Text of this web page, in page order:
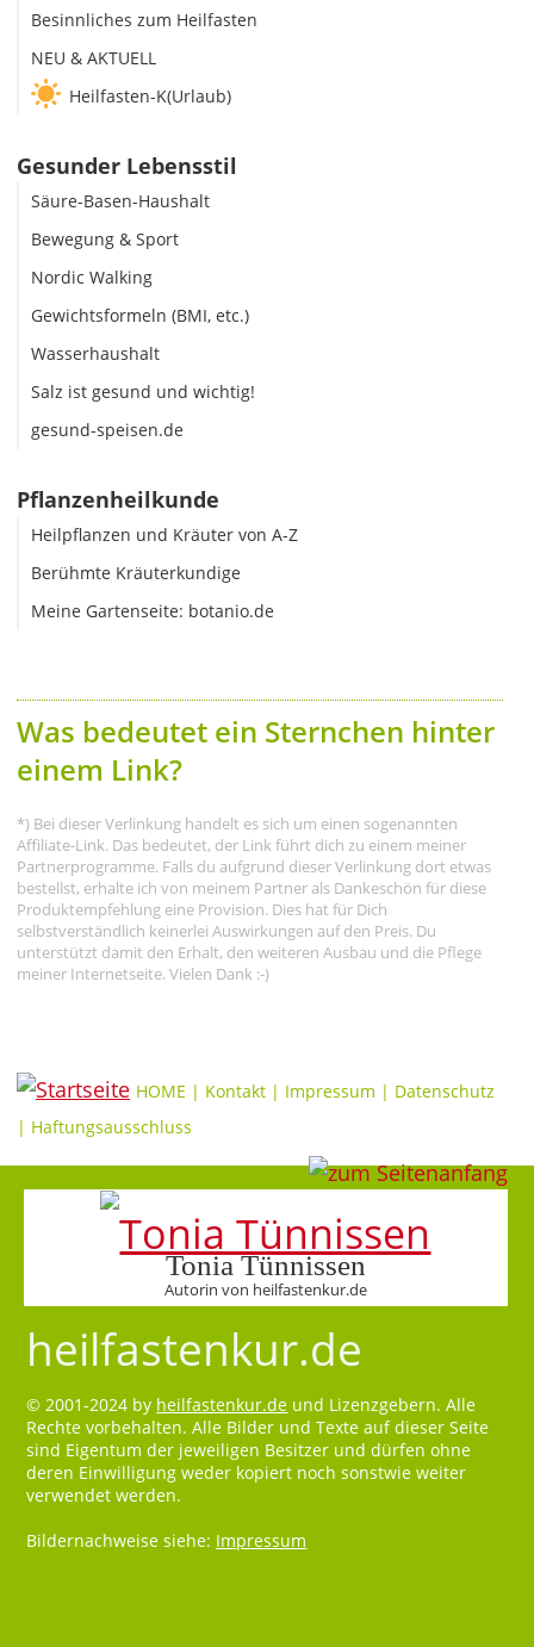
Besinnliches zum Heilfasten
NEU & AKTUELL
Heilfasten-K(Urlaub)
Gesunder Lebensstil
Säure-Basen-Haushalt
Bewegung & Sport
Nordic Walking
Gewichtsformeln (BMI, etc.)
Wasserhaushalt
Salz ist gesund und wichtig!
gesund-speisen.de
Pflanzenheilkunde
Heilpflanzen und Kräuter von A-Z
Berühmte Kräuterkundige
Meine Gartenseite: botanio.de
Was bedeutet ein Sternchen hinter
einem Link?
*) Bei dieser Verlinkung handelt es sich um einen sogenannten
Affiliate-Link. Das bedeutet, der Link führt dich zu einem meiner
Partnerprogramme. Falls du aufgrund dieser Verlinkung dort etwas
bestellst, erhalte ich von meinem Partner als Dankeschön für diese
Produktempfehlung eine Provision. Dies hat für Dich
selbstverständlich keinerlei Auswirkungen auf den Preis. Du
unterstützt damit den Erhalt, den weiteren Ausbau und die Pflege
meiner Internetseite. Vielen Dank :-)
HOME | Kontakt | Impressum | Datenschutz
| Haftungsausschluss
Tonia Tünnissen
Autorin von heilfastenkur.de
heilfastenkur.de
© 2001-2024 by heilfastenkur.de und Lizenzgebern. Alle
Rechte vorbehalten. Alle Bilder und Texte auf dieser Seite
sind Eigentum der jeweiligen Besitzer und dürfen ohne
deren Einwilligung weder kopiert noch sonstwie weiter
verwendet werden.
Bildernachweise siehe: Impressum